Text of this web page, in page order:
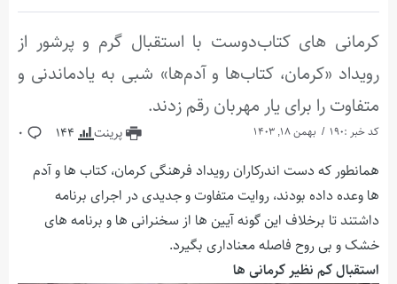
کرمانی های کتاب‌دوست با استقبال گرم و پرشور از
رویداد «کرمان، کتاب‌ها و آدم‌ها» شبی به یادماندنی و
متفاوت را برای یار مهربان رقم زدند.
کد خبر :190 بهمن 18, 1403 پرینت 144
0
همانطور که دست اندرکاران رویداد فرهنگی کرمان، کتاب ها و آدم
ها وعده داده بودند، روایت متفاوت و جدیدی در اجرای برنامه
داشتند تا برخلاف این گونه آیین ها از سخنرانی ها و برنامه های
خشک و بی روح فاصله معناداری بگیرد.
استقبال کم نظیر کرمانی ها